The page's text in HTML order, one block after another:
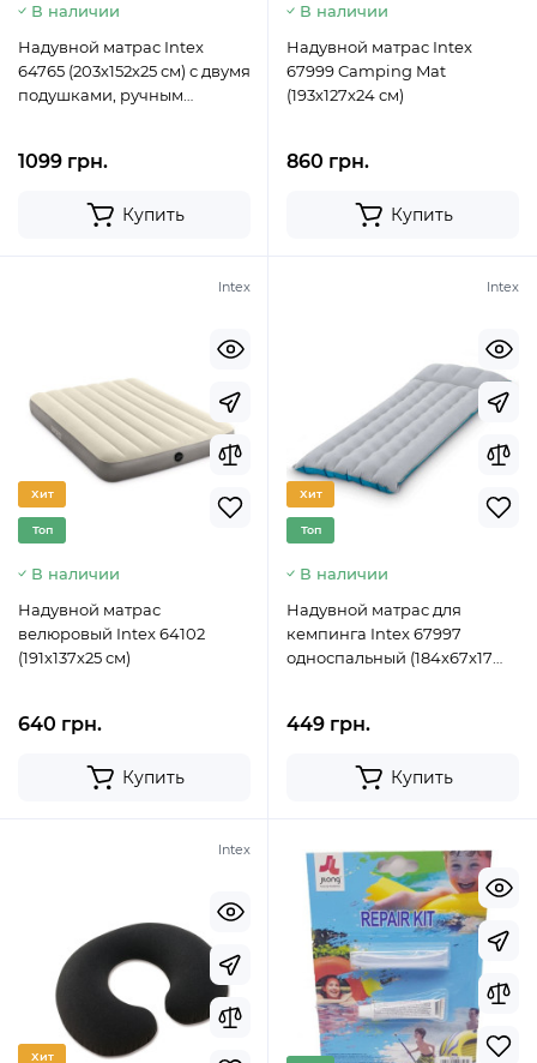
В наличии
Надувной матрас Intex
64765 (203х152х25 см) с двумя
подушками, ручным
1099 грн.
Купить
В наличии
Надувной матрас Intex
67999 Camping Mat
(193х127х24 см)
860 грн.
Купить
Intex
Хит
Топ
В наличии
Надувной матрас
велюровый Intex 64102
(191х137х25 см)
640 грн.
Купить
Intex
Хит
Топ
В наличии
Надувной матрас для
кемпинга Intex 67997
односпальный (184x67x17
449 грн.
Купить
Intex
Хит